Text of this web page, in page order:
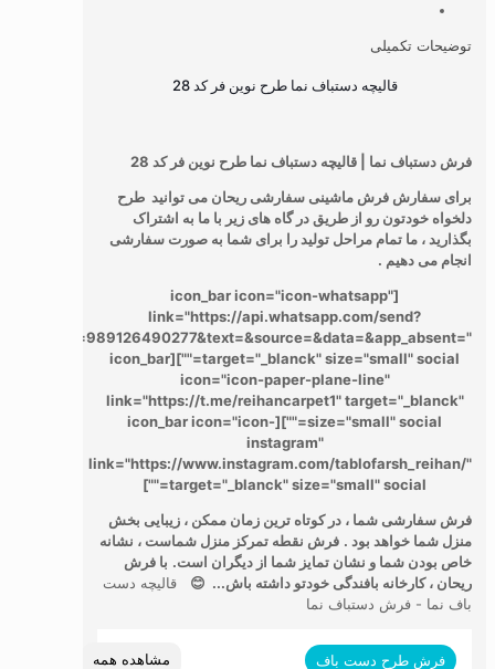
توضیحات تکمیلی
قالیچه دستباف نما طرح نوین فر کد 28
فرش دستباف نما | قالیچه دستباف نما طرح نوین فر کد 28
برای سفارش فرش ماشینی سفارشی ریحان می توانید طرح
دلخواه خودتون رو از طریق در گاه های زیر با ما به اشتراک
بگذارید ، ما تمام مراحل تولید را برای شما به صورت سفارشی
انجام می دهیم .
[icon_bar icon="icon-whatsapp"
link="https://api.whatsapp.com/send?
phone=989126490277&text=&source=&data=&app_absent="
target="_blanck" size="small" social=""][icon_bar
icon="icon-paper-plane-line"
link="https://t.me/reihancarpet1" target="_blanck"
size="small" social=""][icon_bar icon="icon-
instagram"
link="https://www.instagram.com/tablofarsh_reihan/"
target="_blanck" size="small" social=""]
فرش سفارشی شما ، در کوتاه ترین زمان ممکن ، زیبایی بخش
منزل شما خواهد بود . فرش نقطه تمرکز منزل شماست ، نشانه
خاص بودن شما و نشان تمایز شما از دیگران است. با فرش
ریحان ، کارخانه بافندگی خودتو داشته باش... 😊 قالیچه دست
باف نما - فرش دستباف نما
فرش طرح دست باف مشاهده همه